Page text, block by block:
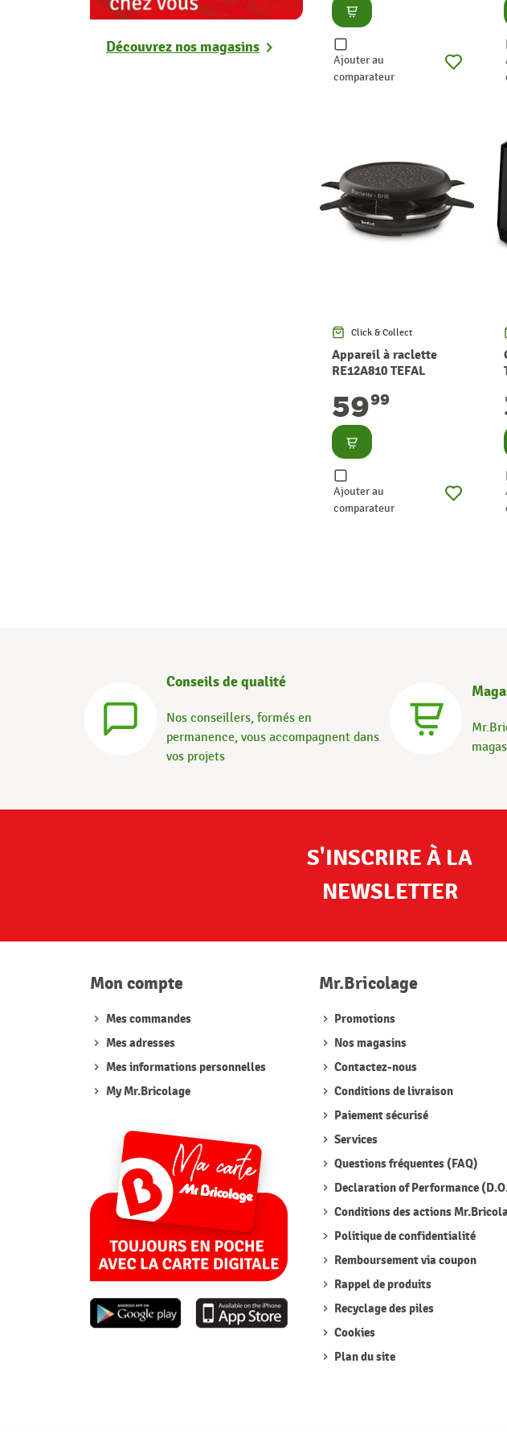
Découvrez nos magasins chevron_right
Consulter
Ajouter au
comparateur
Click & Collect
Appareil à raclette
RE12A810 TEFAL
5999
Consulter
Ajouter au
comparateur
Conseils de qualité
Nos conseillers, formés en
permanence, vous accompagnent dans
vos projets
S'INSCRIRE À LA
NEWSLETTER
Mon compte
Mes commandes
Mes adresses
Mes informations personnelles
My Mr.Bricolage
Mr.Bricolage
Promotions
Nos magasins
Contactez-nous
Conditions de livraison
Paiement sécurisé
Services
Questions fréquentes (FAQ)
Declaration of Performance
Conditions des actions
Politique de confidentialité
Remboursement via coupon
Rappel de produits
Recyclage des piles
Cookies
Plan du site